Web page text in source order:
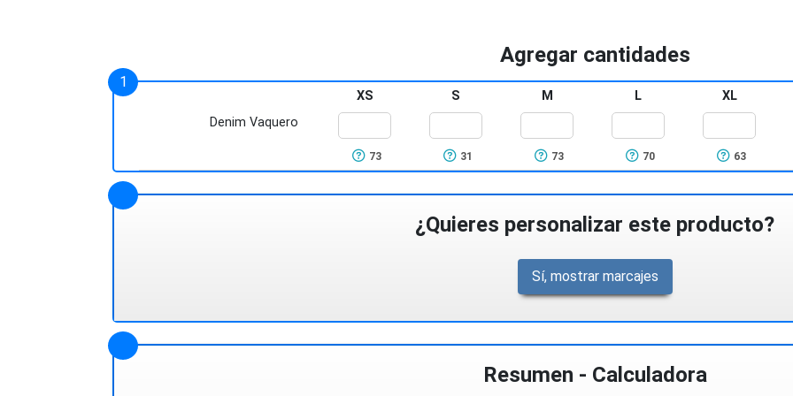
durabilidad.
Agregar cantidades
Denim Vaquero
XS
73
S
31
M
73
L
70
XL
63
¿Quieres personalizar este producto?
Sí, mostrar marcajes
Resumen - Calculadora